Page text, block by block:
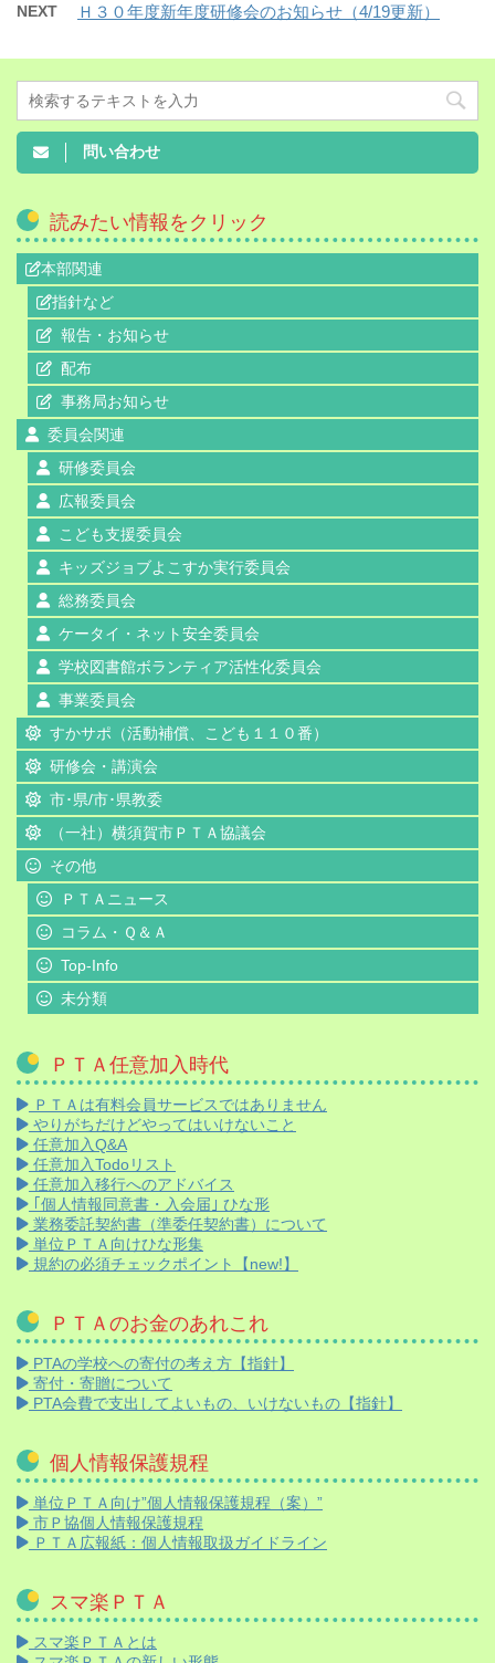
NEXT Ｈ３０年度新年度研修会のお知らせ（4/19更新）
問い合わせ
読みたい情報をクリック
本部関連
指針など
報告・お知らせ
配布
事務局お知らせ
委員会関連
研修委員会
広報委員会
こども支援委員会
キッズジョブよこすか実行委員会
総務委員会
ケータイ・ネット安全委員会
学校図書館ボランティア活性化委員会
事業委員会
すかサポ（活動補償、こども１１０番）
研修会・講演会
市･県/市･県教委
（一社）横須賀市ＰＴＡ協議会
その他
ＰＴＡニュース
コラム・Ｑ＆Ａ
Top-Info
未分類
ＰＴＡ任意加入時代
ＰＴＡは有料会員サービスではありません
やりがちだけどやってはいけないこと
任意加入Q&A
任意加入Todoリスト
任意加入移行へのアドバイス
｢個人情報同意書・入会届｣ ひな形
業務委託契約書（準委任契約書）について
単位ＰＴＡ向けひな形集
規約の必須チェックポイント【new!】
ＰＴＡのお金のあれこれ
PTAの学校への寄付の考え方【指針】
寄付・寄贈について
PTA会費で支出してよいもの、いけないもの【指針】
個人情報保護規程
単位ＰＴＡ向け”個人情報保護規程（案）”
市Ｐ協個人情報保護規程
ＰＴＡ広報紙：個人情報取扱ガイドライン
スマ楽ＰＴＡ
スマ楽ＰＴＡとは